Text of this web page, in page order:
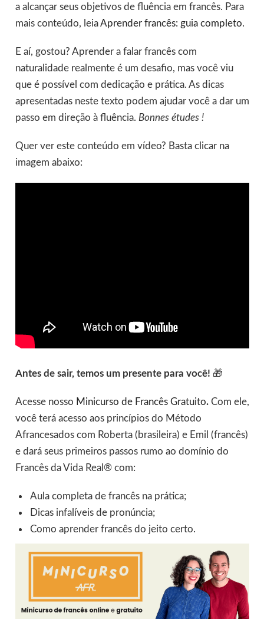
a alcançar seus objetivos de fluência em francês. Para
mais conteúdo, leiaAprender francês: guia completo.
E aí, gostou? Aprender a falar francês com
naturalidade realmente é um desafio, mas você viu
que é possível com dedicação e prática. As dicas
apresentadas neste texto podem ajudar você a dar um
passo em direção à fluência. Bonnes études !
Quer ver este conteúdo em vídeo? Basta clicar na
imagem abaixo:
Antes de sair, temos um presente para você! 🎁
Acesse nosso Minicurso de Francês Gratuito. Com ele,
você terá acesso aos princípios do Método
Afrancesados com Roberta (brasileira) e Emil (francês)
e dará seus primeiros passos rumo ao domínio do
Francês da Vida Real® com:
Aula completa de francês na prática;
Dicas infalíveis de pronúncia;
Como aprender francês do jeito certo.